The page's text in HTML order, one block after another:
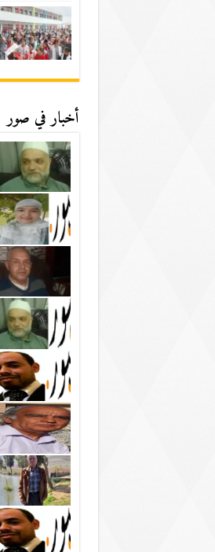
أخبار في صور